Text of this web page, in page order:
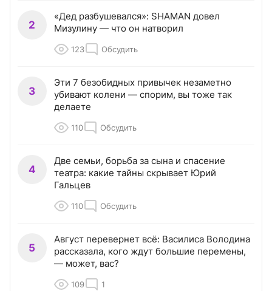
2
«Дед разбушевался»: SHAMAN довел
Мизулину — что он натворил
123 Обсудить
3
Эти 7 безобидных привычек незаметно
убивают колени — спорим, вы тоже так
делаете
110 Обсудить
4
Две семьи, борьба за сына и спасение
театра: какие тайны скрывает Юрий
Гальцев
110 Обсудить
5
Август перевернет всё: Василиса Володина
рассказала, кого ждут большие перемены,
— может, вас?
109 1